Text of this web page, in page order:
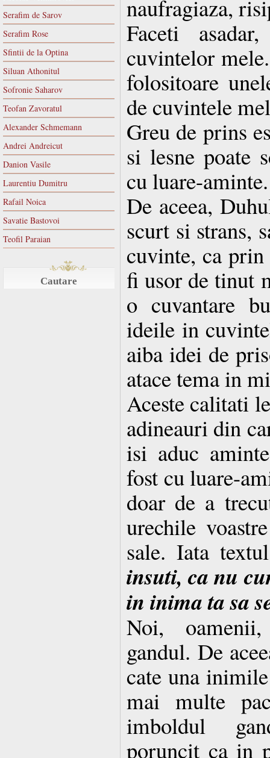
Serafim de Sarov
Serafim Rose
Sfintii de la Optina
Siluan Athonitul
Sofronie Saharov
Teofan Zavoratul
Alexander Schmemann
Andrei Andreicut
Danion Vasile
Laurentiu Dumitru
Rafail Noica
Savatie Bastovoi
Teofil Paraian
Cautare
naufragiaza,
Faceti
cuvintelor
folositoare
de cuvintele
Greu de prins
si lesne poate
cu luare-aminte.
De aceea,
scurt si strans,
cuvinte, ca
fi usor de tinut
o cuvantare
ideile in
aiba idei de
atace tema in
Aceste calitati
adineauri din
isi aduc
fost cu luare-
doar de a
urechile
sale. Iata
insuti, ca nu
in inima ta sa
Noi,
gandul. De
cate una
mai multe
imboldul
poruncit ca in